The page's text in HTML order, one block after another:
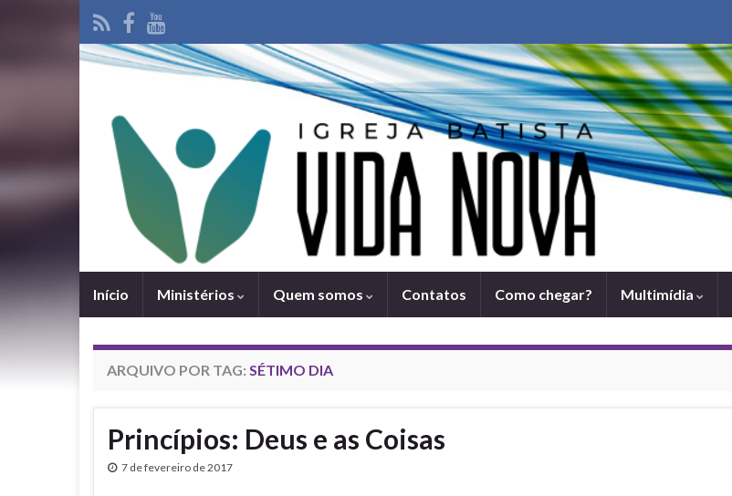
Iní­cio Ministérios Quem somos Contatos Como chegar? Multimídia
ARQUIVO POR TAG: SÉTIMO DIA
Princí­pios: Deus e as Coisas
7 de fevereiro de 2017